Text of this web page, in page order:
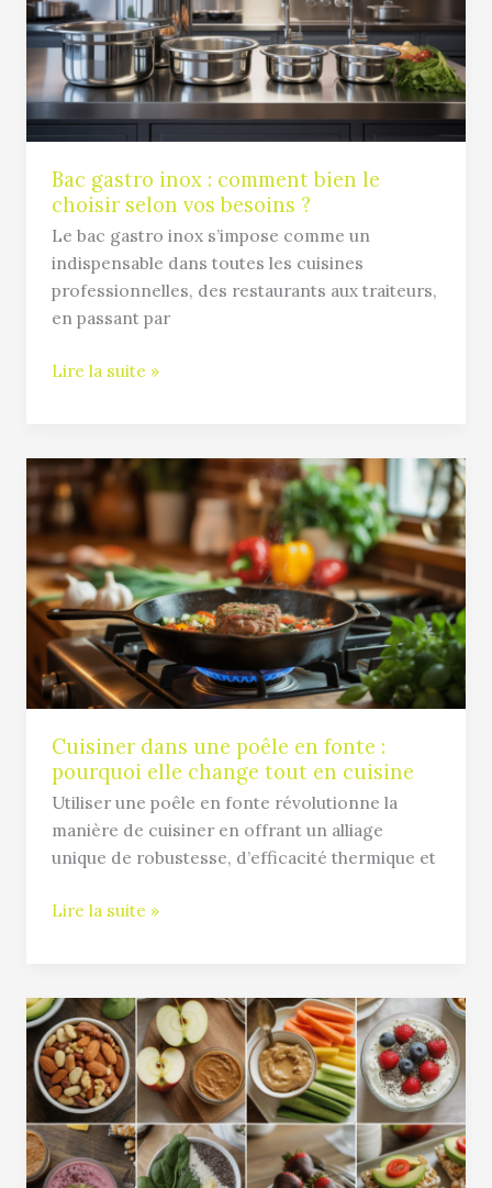
Bac gastro inox : comment bien le
choisir selon vos besoins ?
Le bac gastro inox s’impose comme un
indispensable dans toutes les cuisines
professionnelles, des restaurants aux traiteurs,
en passant par
comment
bien
le
choisir
selon
besoins
?
Lire la suite »
Cuisiner dans une poêle en fonte :
pourquoi elle change tout en cuisine
Utiliser une poêle en fonte révolutionne la
manière de cuisiner en offrant un alliage
unique de robustesse, d’efficacité thermique et
Cuisiner
dans
une
poêle
en
fonte
:
pourquoi
elle
tout
en
cuisine
Lire la suite »
Collation
saine
pour
remplacer
le
sucre
: